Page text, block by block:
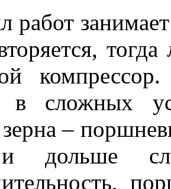
работ
в сложных
–
и дольше